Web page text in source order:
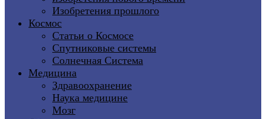
Изобретения прошлого
Космос
Статьи о Космосе
Спутниковые системы
Солнечная Система
Медицина
Здравоохранение
Наука медицине
Мозг